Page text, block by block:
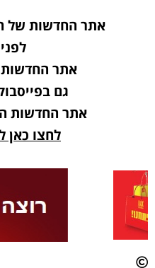
אתר החדשות של
אתר החדשות
גם בפייסבוק |
אתר החדשות
לחצו כאן